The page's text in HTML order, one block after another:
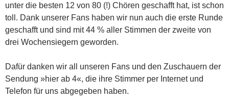
unter die besten 12 von 80 (!) Chören geschafft hat, ist schon
toll. Dank unserer Fans haben wir nun auch die erste Runde
geschafft und sind mit 44 % aller Stimmen der zweite von
drei Wochensiegern geworden.
Dafür danken wir all unseren Fans und den Zuschauern der
Sendung »hier ab 4«, die ihre Stimmer per Internet und
Telefon für uns abgegeben haben.